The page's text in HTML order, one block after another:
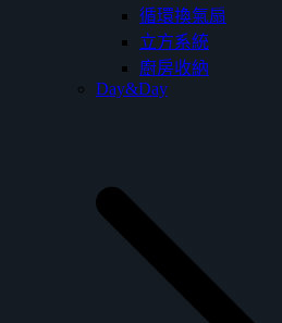
循環換氣扇
立方系統
廚房收納
Day&Day